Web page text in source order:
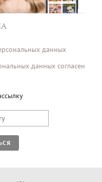
данных
данных согласен